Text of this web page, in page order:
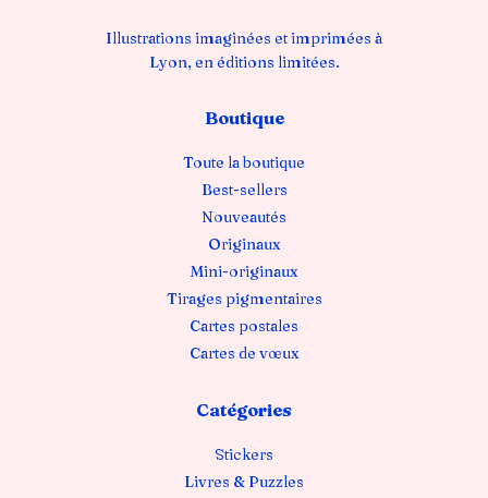
Illustrations imaginées et imprimées à
Lyon, en éditions limitées.
Boutique
Toute la boutique
Best-sellers
Nouveautés
Originaux
Mini-originaux
Tirages pigmentaires
Cartes postales
Cartes de vœux
Catégories
Stickers
Livres & Puzzles